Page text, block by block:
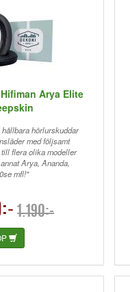
Arya Elite
hörlurskuddar
med följsamt
flera olika modeller
Arya, Ananda,
mfl!"
1.190:-